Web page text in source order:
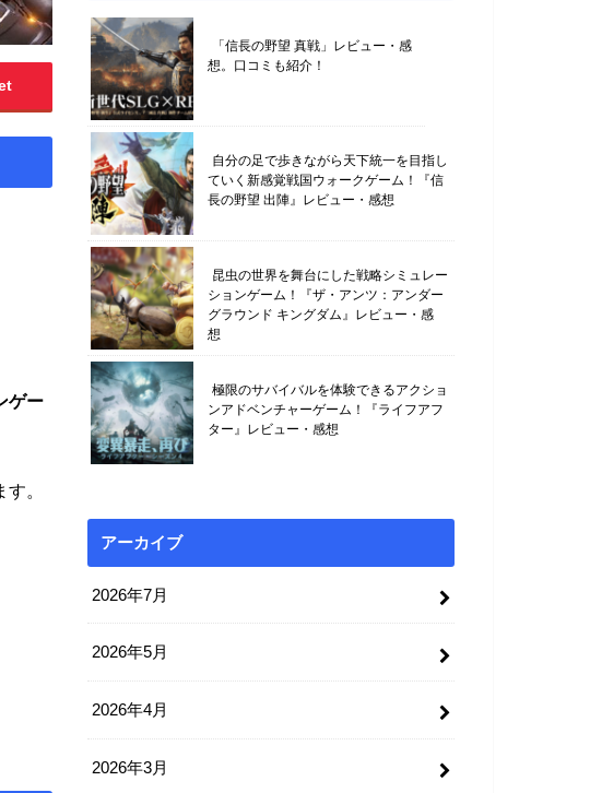
ゲー
。
「信長の野望 真戦」レビュー・感
想。口コミも紹介！
自分の足で歩きながら天下統一を目指し
ていく新感覚戦国ウォークゲーム！『信
長の野望 出陣』レビュー・感想
昆虫の世界を舞台にした戦略シミュレー
ションゲーム！『ザ・アンツ：アンダー
グラウンド キングダム』レビュー・感
想
極限のサバイバルを体験できるアクショ
ンアドベンチャーゲーム！『ライフアフ
ター』レビュー・感想
アーカイブ
2026年7月
2026年5月
2026年4月
2026年3月